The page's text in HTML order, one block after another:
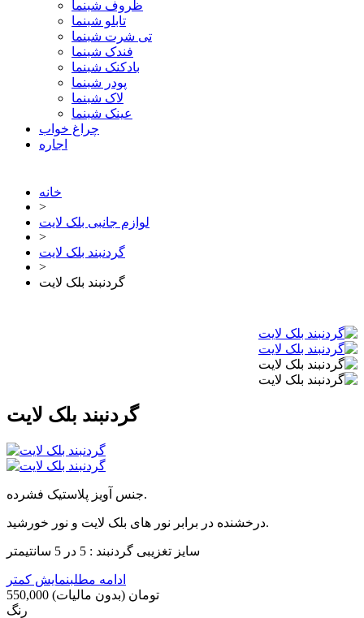
ظروف شبنما
تابلو شبنما
تی شرت شبنما
فندک شبنما
بادکنک شبنما
پودر شبنما
لاک شبنما
عینک شبنما
چراغ خواب
اجاره
خانه
>
لوازم جانبی بلک لایت
>
گردنبند بلک لایت
>
گردنبند بلک لایت
گردنبند بلک لایت
جنس آویز پلاستیک فشرده.
درخشنده در برابر نور های بلک لایت و نور خورشید.
سایز تغزیبی گردنبند : 5 در 5 سانتیمتر
ادامه مطلبنمایش کمتر
550,000 تومان (بدون مالیات)
رنگ